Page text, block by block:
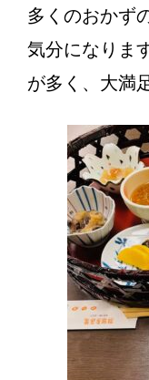
多くのおかず
気分になりま
が多く、大満